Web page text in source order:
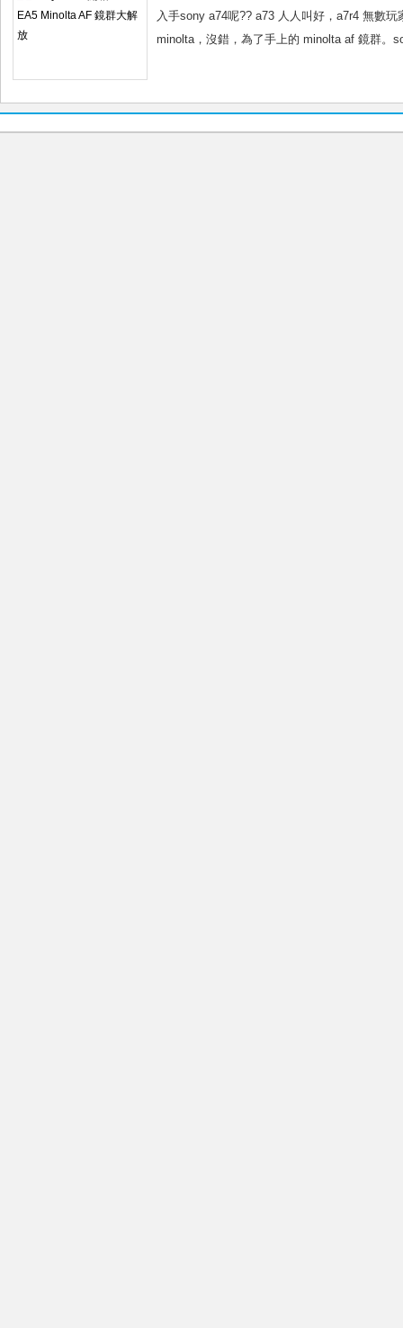
入手sony a74呢?? a73 人人叫好，a7r4 無數
minolta，沒錯，為了手上的 minolta af 鏡群。